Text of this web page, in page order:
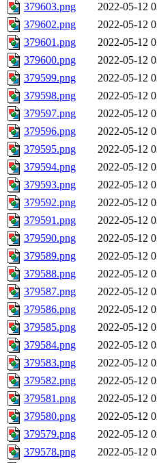
379603.png
2022-05-12
379602.png
2022-05-12
379601.png
2022-05-12
379600.png
2022-05-12
379599.png
2022-05-12
379598.png
2022-05-12
379597.png
2022-05-12
379596.png
2022-05-12
379595.png
2022-05-12
379594.png
2022-05-12
379593.png
2022-05-12
379592.png
2022-05-12
379591.png
2022-05-12
379590.png
2022-05-12
379589.png
2022-05-12
379588.png
2022-05-12
379587.png
2022-05-12
379586.png
2022-05-12
379585.png
2022-05-12
379584.png
2022-05-12
379583.png
2022-05-12
379582.png
2022-05-12
379581.png
2022-05-12
379580.png
2022-05-12
379579.png
2022-05-12
379578.png
2022-05-12